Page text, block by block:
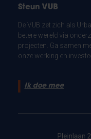
Steun VUB
De VUB zet zich als
betere wereld via
projecten. Ga samen
onze werking en
Ik doe mee
Pleinlaan